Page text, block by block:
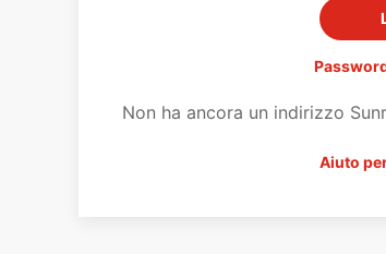
Non ha ancora un indirizzo
Aiuto